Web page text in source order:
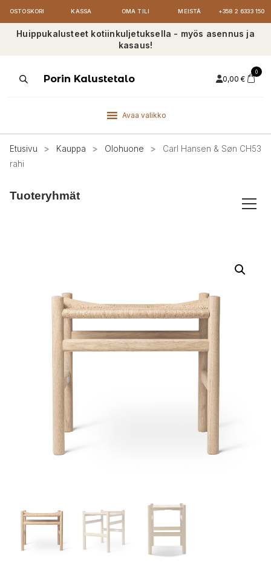
OSTOSKORI KASSA OMA TILI MEISTÄ +358 2 6333 150
Huippukalusteet kotiinkuljetuksella - myös asennus ja
kasaus!
ProductsPorin Kalustetalo 0,00 €
0
Avaa valikko
Etusivu > Kauppa > Olohuone >
Carl Hansen & Søn CH53
rahi
Tuoteryhmät